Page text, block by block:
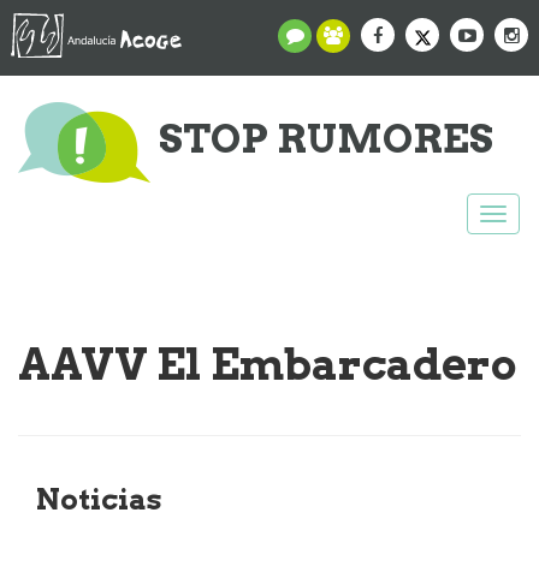
STOP RUMORES
AAVV El Embarcadero
Noticias